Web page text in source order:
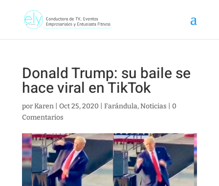
Donald Trump: su baile se
hace viral en TikTok
porKaren| Oct 25, 2020 Farándula,Noticias
0
Comentarios